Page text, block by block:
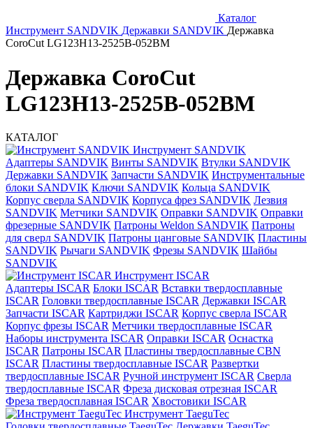
Каталог
Инструмент SANDVIK Державки SANDVIK Державка
CoroCut LG123H13-2525B-052BM
Державка CoroCut
LG123H13-2525B-052BM
КАТАЛОГ
Инструмент SANDVIK
Адаптеры SANDVIK Винты SANDVIK Втулки SANDVIK
Державки SANDVIK Запчасти SANDVIK Инструментальные
блоки SANDVIK Ключи SANDVIK Кольца SANDVIK
Корпус сверла SANDVIK Корпуса фрез SANDVIK Лезвия
SANDVIK Метчики SANDVIK Оправки SANDVIK Оправки
фрезерные SANDVIK Патроны Weldon SANDVIK Патроны
для сверл SANDVIK Патроны цанговые SANDVIK Пластины
SANDVIK Рычаги SANDVIK Фрезы SANDVIK Шайбы
SANDVIK
Инструмент ISCAR
Адаптеры ISCAR Блоки ISCAR Вставки твердосплавные
ISCAR Головки твердосплавные ISCAR Державки ISCAR
Запчасти ISCAR Картриджи ISCAR Корпус сверла ISCAR
Корпус фрезы ISCAR Метчики твердосплавные ISCAR
Наборы инструмента ISCAR Оправки ISCAR Оснастка
ISCAR Патроны ISCAR Пластины твердосплавные CBN
ISCAR Пластины твердосплавные ISCAR Развертки
твердосплавные ISCAR Ручной инструмент ISCAR Сверла
твердосплавные ISCAR Фреза дисковая отрезная ISCAR
Фреза твердосплавная ISCAR Хвостовики ISCAR
Инструмент TaeguTec